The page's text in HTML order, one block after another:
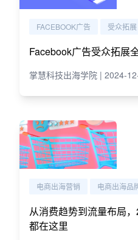
FACEBOOK广告 受众拓展
Facebook广告受众拓展
掌慧科技出海学院 | 2024-
电商出海营销 电商出海品
从消费趋势到流量布局
都在这里